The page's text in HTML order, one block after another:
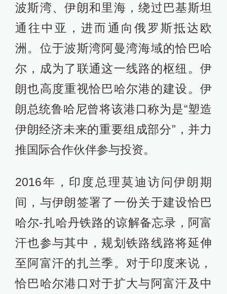
波斯湾、伊朗和里海，绕过巴基斯坦
通往中亚，进而通向俄罗斯抵达欧
洲。位于波斯湾阿曼湾海域的恰巴哈
尔，成为了联通这一线路的枢纽。伊
朗也高度重视恰巴哈尔港的建设。伊
朗总统鲁哈尼曾将该港口称为是“塑造
伊朗经济未来的重要组成部分”，并力
推国际合作伙伴参与投资。
2016年，印度总理莫迪访问伊朗期
间，与伊朗签署了一份关于建设恰巴
哈尔-扎哈丹铁路的谅解备忘录，阿富
汗也参与其中，规划铁路线路将延伸
至阿富汗的扎兰季。对于印度来说，
恰巴哈尔港口对于扩大与阿富汗及中